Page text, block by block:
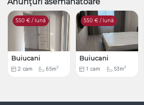
550 € / lună
Buiucani
2 cam 65m2
550 € / lună
Buiucani
1 cam 53m2